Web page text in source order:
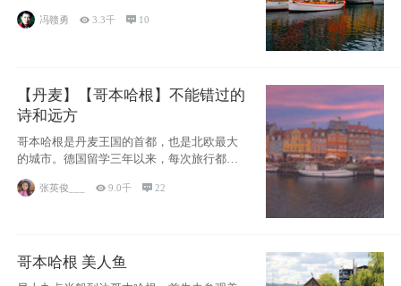
些国家因
冯赣勇 3.3千  10
【丹麦】【哥本哈根】不能错过的
诗和远方
哥本哈根是丹麦王国的首都，也是北欧最大
的城市。德国留学三年以来，每次旅行都是
张英俊___ 9.0千 22
哥本哈根 美人鱼